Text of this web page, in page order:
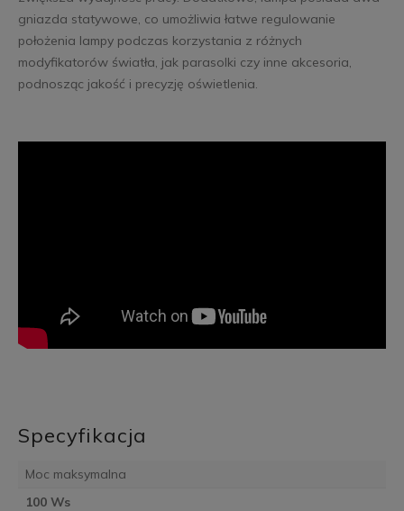
gniazda statywowe, co umożliwia łatwe regulowanie
położenia lampy podczas korzystania z różnych
modyfikatorów światła, jak parasolki czy inne akcesoria,
podnosząc jakość i precyzję oświetlenia.
Specyfikacja
Moc maksymalna
100 Ws